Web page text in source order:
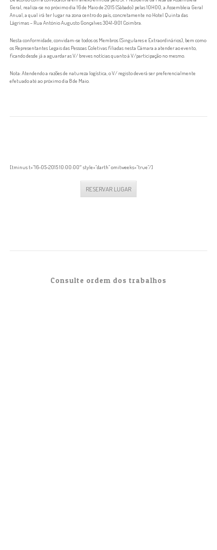
Geral, realiza-se no próximo dia 16 de Maio de 2015 (Sábado) pelas 10H00, a Assembleia Geral
Anual, a qual irá ter lugar na zona centro do país, concretamente no Hotel Quinta das
Lágrimas – Rua António Augusto Gonçalves 3041-901 Coimbra.
Nesta conformidade, convidam-se todos os Membros (Singulares e Extraordinários), bem como
os Representantes Legais das Pessoas Coletivas filiadas nesta Câmara a atender ao evento,
ficando desde já a aguardar as V/ breves notícias quanto à V/participação no mesmo.
Nota: Atendendo a razões de natureza logística, o V/ registo deverá ser preferencialmente
efetuado até ao próximo dia 8 de Maio.
[tminus t=”16-05-2015 10:00:00″ style=”darth” omitweeks=”true”/]
RESERVAR LUGAR
Consulte ordem dos trabalhos